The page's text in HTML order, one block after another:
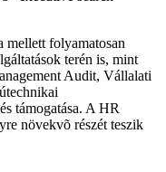
mellett folyamatosan
terén is, mint
Audit, Vállalati
támogatása. A HR
növekvõ részét teszik